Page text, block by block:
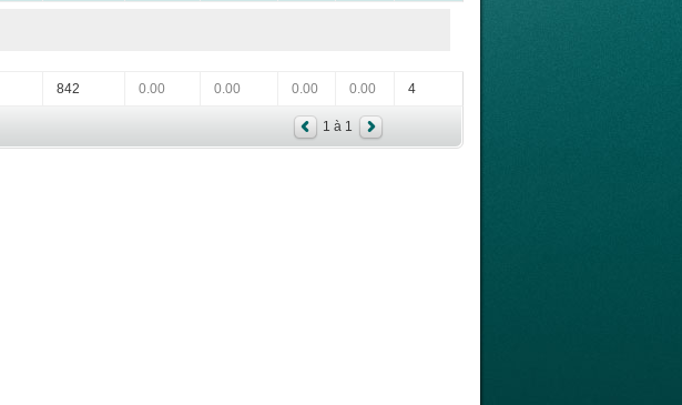
842 0.00 0.00 0.00 0.00 4
1 à 1